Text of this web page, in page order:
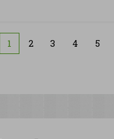
1 2 3 4 5